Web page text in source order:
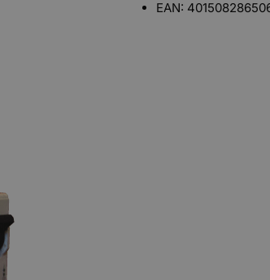
EAN: